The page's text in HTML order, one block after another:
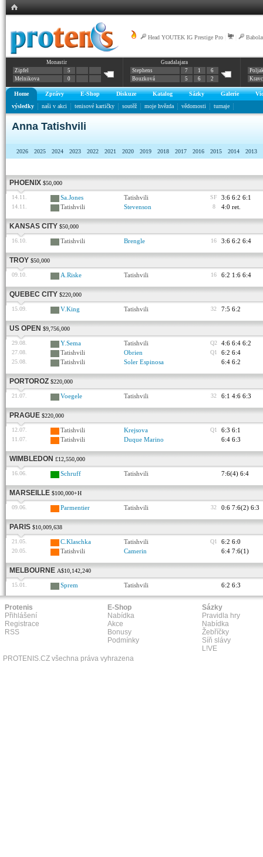
Head YOUTEK IG Prestige Pro
Monastir
Zipfel
5
Melnikova
0
Guadalajara
Stephens
7 1
6
Bouzková
5 6 2
Home Zprávy E-Shop Diskuze Katalog Sázky Galerie
výsledky
naši v akci tenisové kartičky soutěž moje hvězda vědomosti turnaje
Anna Tatishvili
2026 2025 2024 2023 2022 2021 2020 2019 2018 2017 2016 2015 2014 2013
PHOENIX $50,000
14.11. Sa.Jones Tatishvili SF 3:6 6:2 6:1
14.11. Tatishvili Stevenson 8 4:0 ret.
KANSAS CITY $50,000
16.10. Tatishvili Brengle 16 3:6 6:2 6:4
TROY $50,000
09.10. A.Riske Tatishvili 16 6:2 1:6 6:4
QUEBEC CITY $220,000
15.09. V.King Tatishvili 32 7:5 6:2
US OPEN $9,756,000
29.08. Y.Sema Tatishvili Q2 4:6 6:4 6:2
27.08. Tatishvili Obrien Q1 6:2 6:4
25.08. Tatishvili Soler Espinosa 6:4 6:2
PORTOROZ $220,000
21.07. Voegele Tatishvili 32 6:1 4:6 6:3
PRAGUE $220,000
12.07. Tatishvili Krejsova Q1 6:3 6:1
11.07. Tatishvili Duque Marino 6:4 6:3
WIMBLEDON £12,550,000
16.06. Schruff Tatishvili 7:6(4) 6:4
MARSEILLE $100,000+H
09.06. Parmentier Tatishvili 32 0:6 7:6(2) 6:3
PARIS $10,009,638
21.05. C.Klaschka Tatishvili Q1 6:2 6:0
20.05. Tatishvili Camerin 6:4 7:6(1)
MELBOURNE A$10,142,240
15.01. Sprem Tatishvili 6:2 6:3
Protenis
Přihlášení
Registrace
RSS
E-Shop
Nabídka
Akce
Bonusy
Podmínky
Sázky
Pravidla hry
Nabídka
Žebříčky
Síň slávy
L!VE
PROTENIS.CZ všechna práva vyhrazena